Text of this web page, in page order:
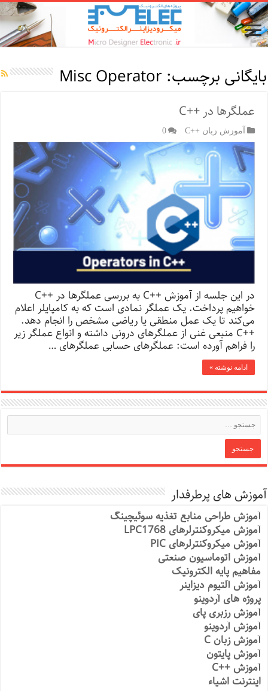
بایگانی برچسب:Misc Operator
عملگرها در ++C
آموزش زبان ++C 0
در این جلسه از آموزش ++C به بررسی عملگرها در ++C
خواهیم پرداخت. یک عملگر نمادی است که به کامپایلر اعلام
می‌کند تا یک عمل منطقی یا ریاضی مشخص را انجام دهد.
++C منبعی غنی از عملگرهای درونی داشته و انواع عملگر زیر
را فراهم آورده است: عملگرهای حسابی عملگرهای …
ادامه نوشته »
آموزش های پرطرفدار
آموزش طراحی منابع تغذیه سوئیچینگ
آموزش میکروکنترلرهای LPC1768
آموزش میکروکنترلرهای PIC
آموزش اتوماسیون صنعتی
مفاهیم پایه الکترونیک
آموزش آلتیوم دیزاینر
پروژه های آردوینو
آموزش رزبری پای
آموزش آردوینو
آموزش زبان C
آموزش پایتون
آموزش ++C
اینترنت اشیاء